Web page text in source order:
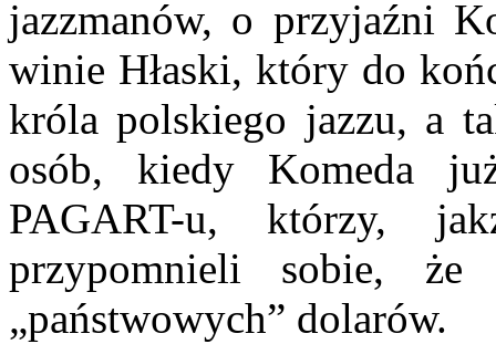
jazzmanów, o przyjaźni
winie Hłaski, który do
króla polskiego jazzu, a
osób, kiedy Komeda
PAGART-u, którzy,
przypomnieli sobie,
„państwowych” dolarów.